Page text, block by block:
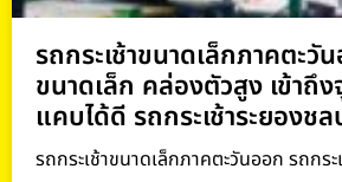
รถกระเช้าขนาดเล็กภาคตะวั
ขนาดเล็ก คล่องตัวสูง เข้าถึ
แคบได้ดี รถกระเช้าระยองช
รถกระเช้าขนาดเล็กภาคตะวันออก รถกระ